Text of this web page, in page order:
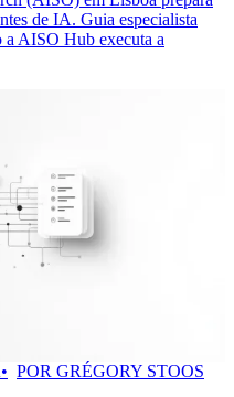
de IA. Guia especialista
a AISO Hub executa a
POR GRÉGORY STOOS